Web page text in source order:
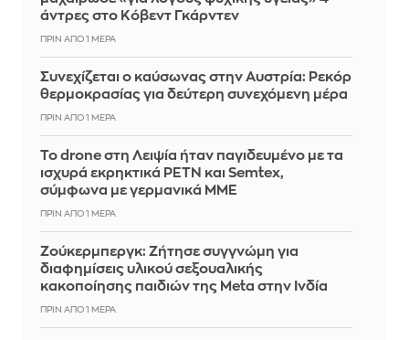
άντρες στο Κόβεντ Γκάρντεν
ΠΡΙΝ ΑΠΌ 1 ΜΈΡΑ
Συνεχίζεται ο καύσωνας στην Αυστρία: Ρεκόρ
θερμοκρασίας για δεύτερη συνεχόμενη μέρα
ΠΡΙΝ ΑΠΌ 1 ΜΈΡΑ
Το drone στη Λειψία ήταν παγιδευμένο με τα
ισχυρά εκρηκτικά PETN και Semtex,
σύμφωνα με γερμανικά ΜΜΕ
ΠΡΙΝ ΑΠΌ 1 ΜΈΡΑ
Ζούκερμπεργκ: Ζήτησε συγγνώμη για
διαφημίσεις υλικού σεξουαλικής
κακοποίησης παιδιών της Meta στην Ινδία
ΠΡΙΝ ΑΠΌ 1 ΜΈΡΑ